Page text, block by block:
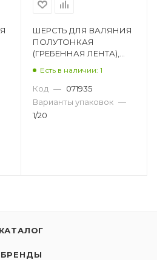
ШЕРСТЬ ДЛЯ ВАЛЯНИЯ
ПОЛУТОНКАЯ
(ГРЕБЕННАЯ ЛЕНТА),
Есть в наличии: 1
Код — 071935
Варианты упаковок —
1/20
КАТАЛОГ
БРЕНДЫ